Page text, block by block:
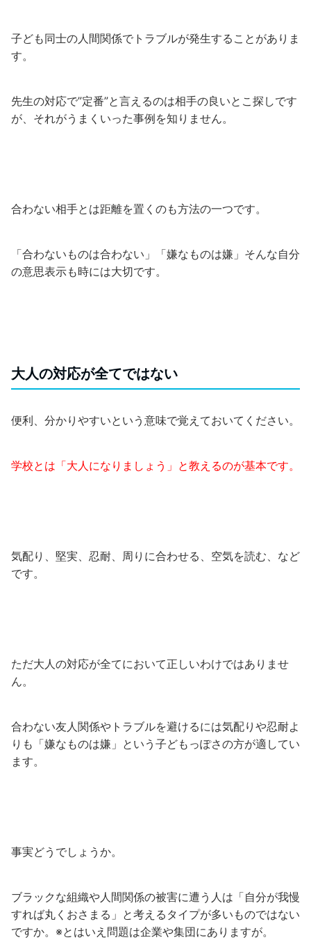
子ども同士の人間関係でトラブルが発生することがありま
す。
先生の対応で”定番”と言えるのは相手の良いとこ探しです
が、それがうまくいった事例を知りません。
合わない相手とは距離を置くのも方法の一つです。
「合わないものは合わない」「嫌なものは嫌」そんな自分
の意思表示も時には大切です。
大人の対応が全てではない
便利、分かりやすいという意味で覚えておいてください。
学校とは「大人になりましょう」と教えるのが基本です。
気配り、堅実、忍耐、周りに合わせる、空気を読む、など
です。
ただ大人の対応が全てにおいて正しいわけではありませ
ん。
合わない友人関係やトラブルを避けるには気配りや忍耐よ
りも「嫌なものは嫌」という子どもっぽさの方が適してい
ます。
事実どうでしょうか。
ブラックな組織や人間関係の被害に遭う人は「自分が我慢
すれば丸くおさまる」と考えるタイプが多いものではない
ですか。※とはいえ問題は企業や集団にありますが。